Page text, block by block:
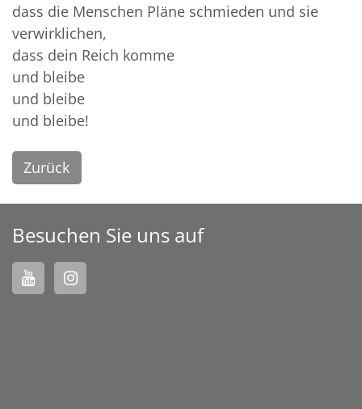
dass die Menschen Pläne schmieden und sie
verwirklichen,
dass dein Reich komme
und bleibe
und bleibe
und bleibe!
Zurück
Besuchen Sie uns auf